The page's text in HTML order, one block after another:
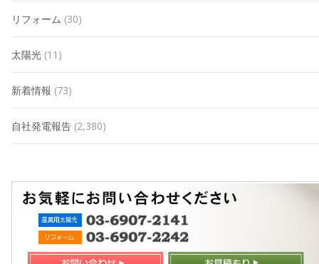
リフォーム (30)
太陽光 (11)
新着情報 (73)
自社発電報告 (2,380)